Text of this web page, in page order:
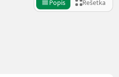
Popis Rešetka